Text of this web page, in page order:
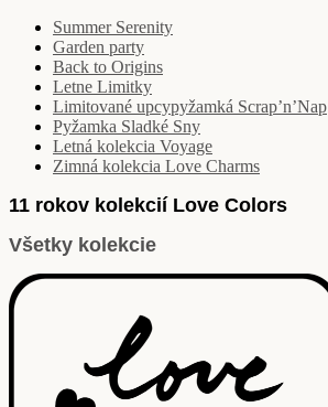
Summer Serenity
Garden party
Back to Origins
Letne Limitky
Limitované upcypyžamká Scrap’n’Nap
Pyžamka Sladké Sny
Letná kolekcia Voyage
Zimná kolekcia Love Charms
11 rokov kolekcií Love Colors
Všetky kolekcie